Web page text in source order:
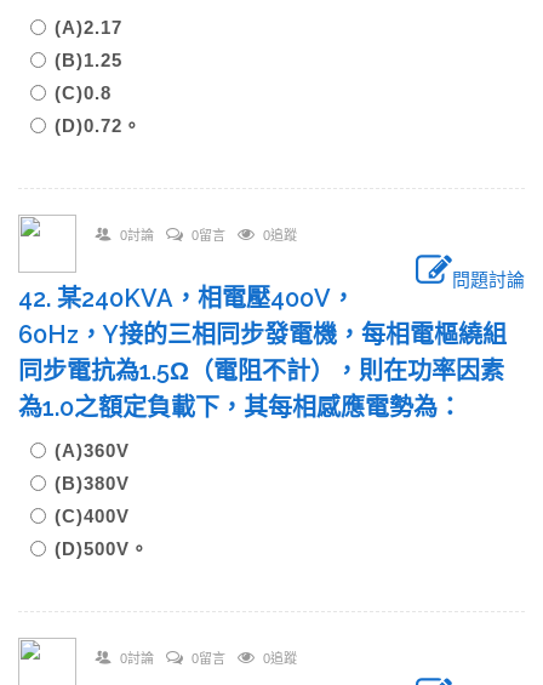
(A)2.17
(B)1.25
(C)0.8
(D)0.72。
0討論 0留言 0追蹤
問題討論
42. 某240KVA，相電壓400V，
60Hz，Y接的三相同步發電機，每相電樞繞組
同步電抗為1.5Ω（電阻不計），則在功率因素
為1.0之額定負載下，其每相感應電勢為：
(A)360V
(B)380V
(C)400V
(D)500V。
0討論 0留言 0追蹤